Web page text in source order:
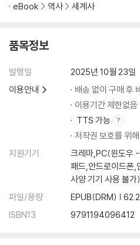
름을 달고 유럽에서 날개 돋친 듯 팔려
카 식민지 경영
07 바이마르공화국의 숨통을 끊어놓은
ㆍ커피문명과 전쟁이 서로 불구대천의
ㆍ ‘검은 음료’ 커피가 촉발시킨 독일혁명
ㆍ 커피가 국민음료가 되었음에도 영
리 잡지 못한 숨은 이유
ㆍ 전 세계 커피 총생산량 4분의 3 이
피 생산에 종사하던 커피 대국 브라질
바다에 버리거나 소각한 이유는?
08 자국의 식민지이자 커피 생산지인
eBook 역사 세계사
품목정보
발행일
2025년 10월 23일
이용안내
배송 없이 구매 후
이용기간 제한없음
TTS 가능
저작권 보호를 위
지원기기
크레마,PC(윈도우
패드,안드로이드폰,
사양 기기 사용 불
파일/용량
EPUB(DRM) |
ISBN13
9791194096412